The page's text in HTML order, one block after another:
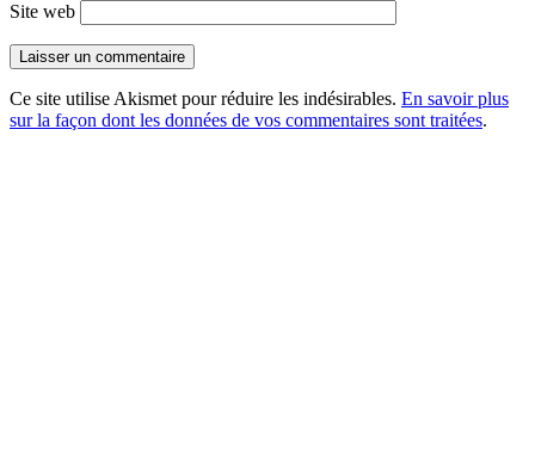
Site web
Ce site utilise Akismet pour réduire les indésirables. En savoir plus
sur la façon dont les données de vos commentaires sont traitées.